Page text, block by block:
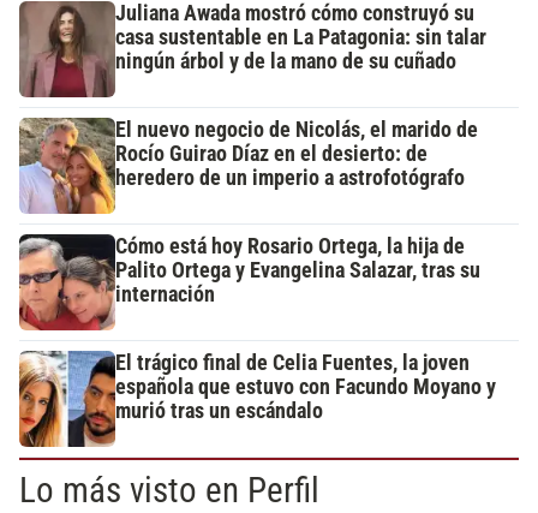
Juliana Awada mostró cómo construyó su
casa sustentable en La Patagonia: sin talar
ningún árbol y de la mano de su cuñado
El nuevo negocio de Nicolás, el marido de
Rocío Guirao Díaz en el desierto: de
heredero de un imperio a astrofotógrafo
Cómo está hoy Rosario Ortega, la hija de
Palito Ortega y Evangelina Salazar, tras su
internación
El trágico final de Celia Fuentes, la joven
española que estuvo con Facundo Moyano y
murió tras un escándalo
Lo más visto en Perfil